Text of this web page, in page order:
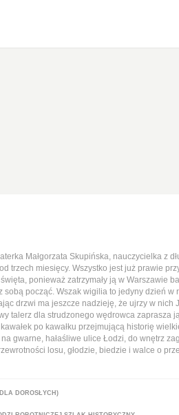
Małgorzata Skupińska, nauczycielka z
trzech miesięcy. Wszystko jest już prawie
ponieważ zatrzymały ją w Warszawie
sobą począć. Wszak wigilia to jedyny dzień
drzwi ma jeszcze nadzieję, że ujrzy w nich
talerz dla strudzonego wędrowca zaprasza
po kawałku przejmującą historię
gwarne, hałaśliwe ulice Łodzi, do wnętrz
losu, głodzie, biedzie i walce o
DOROSŁYCH)